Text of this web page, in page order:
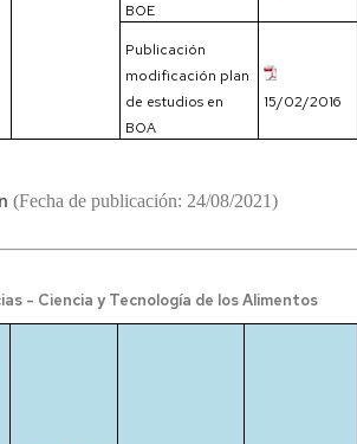
BOE
Publicación
modificación plan
de estudios en
BOA
15/02/2016
(Fecha de publicación: 24/08/2021)
- Ciencia y Tecnología de los Alimentos